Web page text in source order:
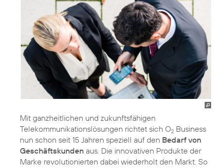
Mit ganzheitlichen und zukunftsfähigen
Telekommunikationslösungen richtet sich O2 Business
nun schon seit 15 Jahren speziell auf den Bedarf von
Geschäftskunden aus. Die innovativen Produkte der
Marke revolutionierten dabei wiederholt den Markt. So